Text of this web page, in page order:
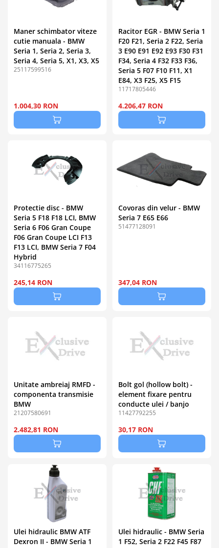
Maner schimbator viteze
cutie manuala - BMW
Seria 1, Seria 2, Seria 3,
Seria 4, Seria 5, X1, X3, X5
25117599516
1.004,30 RON
Racitor EGR - BMW Seria 1
F20 F21, Seria 2 F22, Seria
3 E90 E91 E92 E93 F30 F31
F34, Seria 4 F32 F33 F36,
Seria 5 F07 F10 F11, X1
E84, X3 F25, X5 F15
11717805446
4.206,47 RON
Protectie disc - BMW
Seria 5 F18 F18 LCI, BMW
Seria 6 F06 Gran Coupe
F06 Gran Coupe LCI F13
F13 LCI, BMW Seria 7 F04
Hybrid
34116775265
245,14 RON
Covoras din velur - BMW
Seria 7 E65 E66
51477128091
347,04 RON
Unitate ambreiaj RMFD -
componenta transmisie
BMW
21207580691
2.482,81 RON
Bolt gol (hollow bolt) -
element fixare pentru
conducte ulei / banjo
11427792255
30,17 RON
Ulei hidraulic BMW ATF
Dexron II - BMW Seria 1
Ulei hidraulic - BMW Seria
1 F52, Seria 2 F22 F45 F87